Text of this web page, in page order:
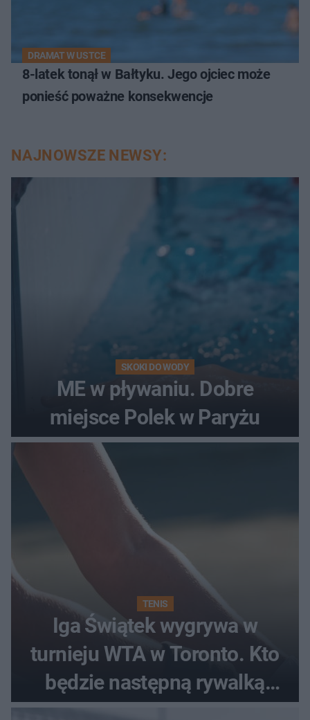
DRAMAT W USTCE
8-latek tonął w Bałtyku. Jego ojciec może
ponieść poważne konsekwencje
NAJNOWSZE NEWSY:
SKOKI DO WODY
ME w pływaniu. Dobre
miejsce Polek w Paryżu
TENIS
Iga Świątek wygrywa w
turnieju WTA w Toronto. Kto
będzie następną rywalką
Polki?